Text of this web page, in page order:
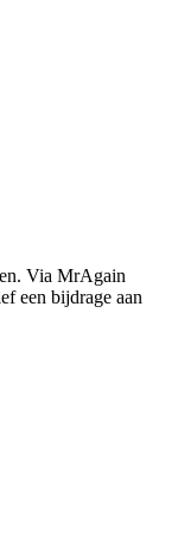
Via MrAgain
een bijdrage aan